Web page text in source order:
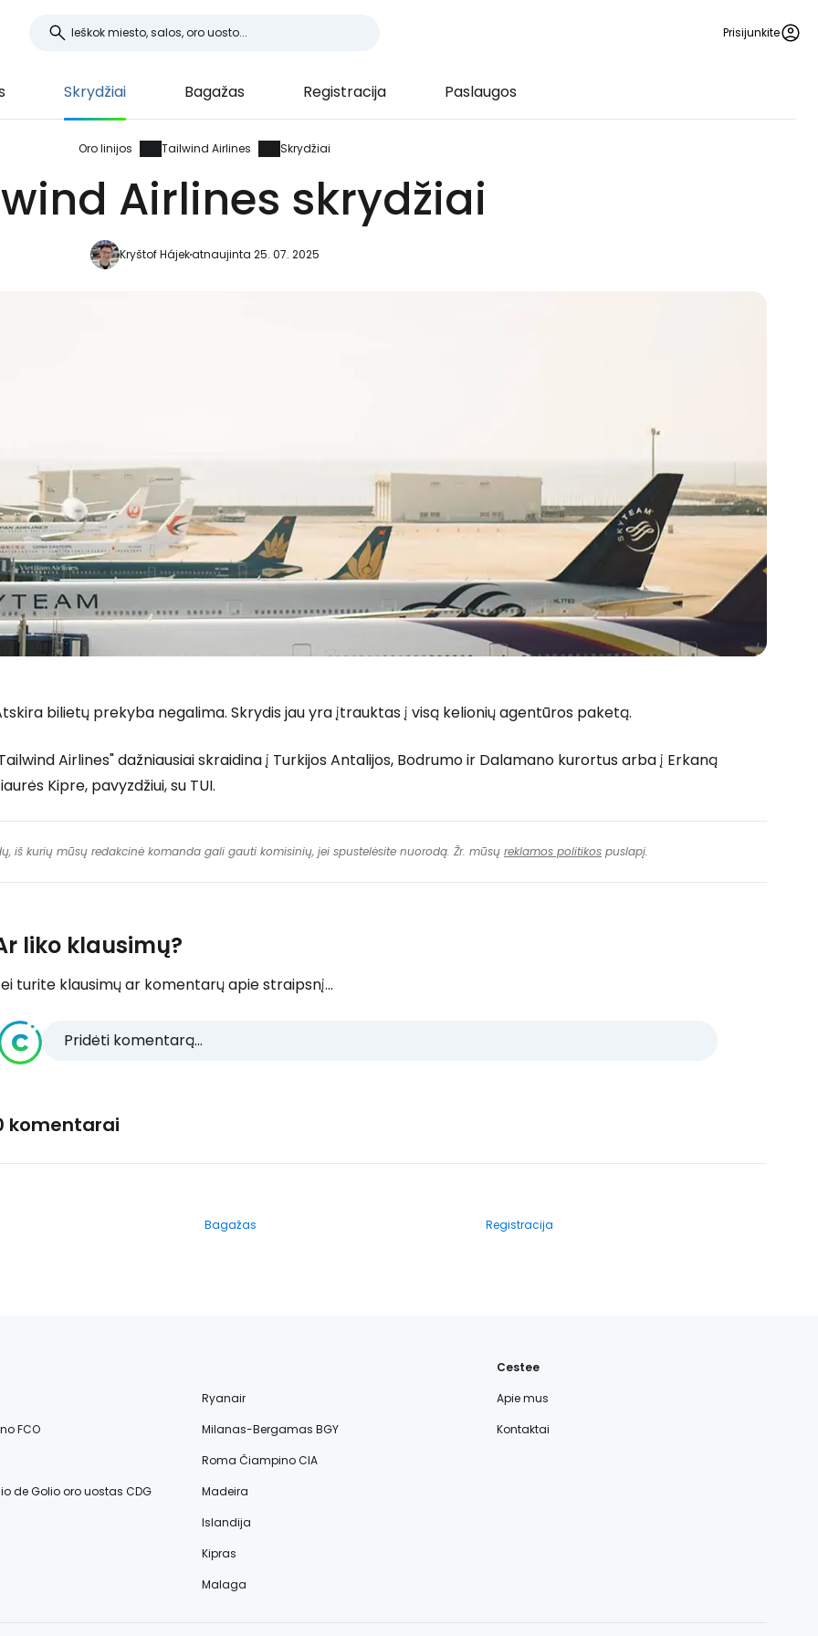
Prisijunkite
Skrydžiai Bagažas Registracija Paslaugos
Oro linijos Tailwind Airlines Skrydžiai
Airlines skrydžiai
Kryštof Hájekatnaujinta 25. 07. 2025
bilietų prekyba negalima. Skrydis jau yra įtrauktas į visą kelionių agentūros paketą.
Airlines" dažniausiai skraidina į Turkijos Antalijos, Bodrumo ir Dalamano kurortus arba į Erkaną
Kipre, pavyzdžiui, su TUI.
iš kurių mūsų redakcinė komanda gali gauti komisinių, jei spustelėsite nuorodą. Žr. mūsų reklamos politikos puslapį.
liko klausimų?
turite klausimų ar komentarų apie straipsnį...
Pridėti komentarą...
komentarai
Bagažas
Registracija
Ryanair
FCO
Milanas-Bergamas BGY
Roma Čiampino CIA
de Golio oro uostas CDG
Madeira
Islandija
Kipras
Malaga
Cestee
Apie mus
Kontaktai
Prisijunkite prie Cestee
... pasaulinė kelionių bendruomenė
Tęsti su Google
Tęsti su Facebook